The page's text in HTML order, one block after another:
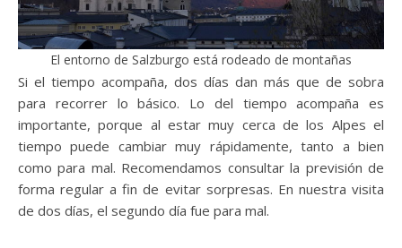
El entorno de Salzburgo está rodeado de montañas
Si el tiempo acompaña, dos días dan más que de sobra
para recorrer lo básico. Lo del tiempo acompaña es
importante, porque al estar muy cerca de los Alpes el
tiempo puede cambiar muy rápidamente, tanto a bien
como para mal. Recomendamos consultar la previsión de
forma regular a fin de evitar sorpresas. En nuestra visita
de dos días, el segundo día fue para mal.